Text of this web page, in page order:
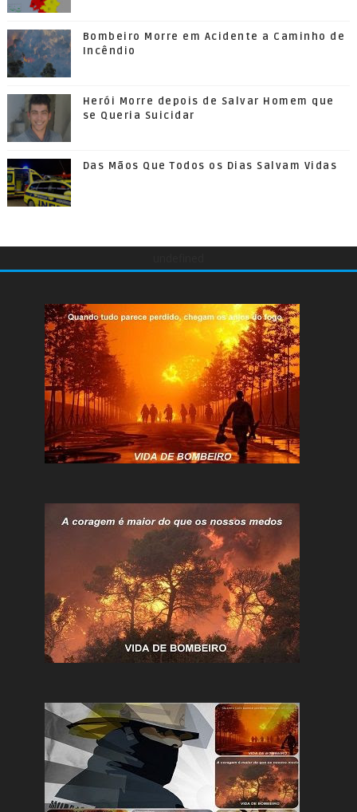
Bombeiro Morre em Acidente a Caminho de
Incêndio
Herói Morre depois de Salvar Homem que
se Queria Suicidar
Das Mãos Que Todos os Dias Salvam Vidas